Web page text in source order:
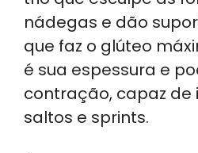
nádegas e dão
que faz o glúteo
é sua espessura e
contração, capaz de
saltos e sprints.